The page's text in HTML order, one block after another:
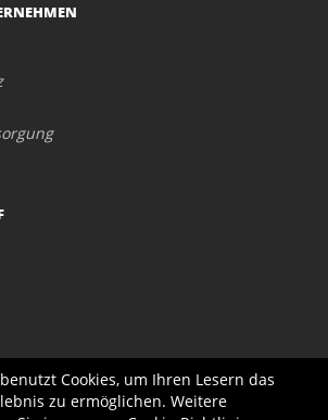
Cookies, um Ihren Lesern das
zu ermöglichen. Weitere